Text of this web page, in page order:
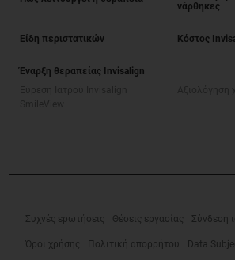
νάρθηκες
Είδη περιστατικών Κόστος
Έναρξη θεραπείας Invisalign
Συχνές ερωτήσεις Θέσεις εργασίας Σύνδεση
Όροι χρήσης Πολιτική απορρήτου Data